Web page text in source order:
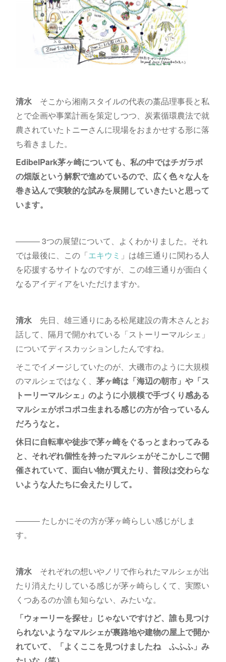
清水そこから湘南スタイルの代表の藁品理事長と私
とで企画や事業計画を策定しつつ、炭素循環農法で就
農されていたトニーさんに現場をおまかせする形に落
ち着きました。
EdibelPark茅ヶ崎についても、私の中ではチガラボ
の畑版という解釈で進めているので、広く色々な人を
巻き込んで実験的な試みを展開していきたいと思って
います。
――― 3つの展望について、よくわかりました。それ
では最後に、この「エキウミ 」は雄三通りに関わる人
を応援するサイトなのですが、この雄三通りが面白く
なるアイディアをいただけますか。
清水先日、雄三通りにある松尾建設の青木さんとお
話して、隔月で開かれている「ストーリーマルシェ」
についてディスカッションしたんですね。
そこでイメージしていたのが、大磯市のように大規模
のマルシェではなく、 茅ヶ崎は「海辺の朝市」や「ス
トーリーマルシェ」のように小規模で手づくり感ある
マルシェがポコポコ生まれる感じの方が合っているん
だろうなと。
休日に自転車や徒歩で茅ヶ崎をぐるっとまわってみる
と、それぞれ個性を持ったマルシェがそこかしこで開
催されていて、面白い物が買えたり、普段は交わらな
いような人たちに会えたりして。
――― たしかにその方が茅ヶ崎らしい感じがしま
す。
清水それぞれの想いやノリで作られたマルシェが出
たり消えたりしている感じが茅ヶ崎らしくて、実際い
くつあるのか誰も知らない、みたいな。
「ウォーリーを探せ」じゃないですけど、誰も見つけ
られないようなマルシェが裏路地や建物の屋上で開か
れていて、「よくここを見つけましたね ふふふ」み